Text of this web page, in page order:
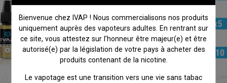
Bienvenue chez IVAP ! Nous commercialisons nos produits
uniquement auprès des vapoteurs adultes. En rentrant sur
ce site, vous attestez sur l’honneur être majeur(e) et être
autorisé(e) par la législation de votre pays à acheter des
produits contenant de la nicotine.
Le vapotage est une transition vers une vie sans tabac